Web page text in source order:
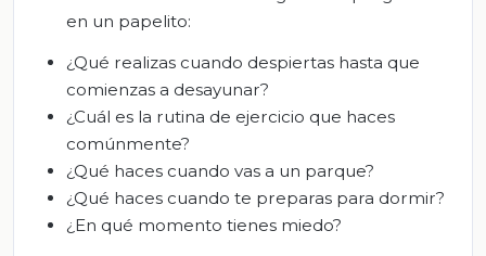
en un papelito:
¿Qué realizas cuando despiertas hasta que
comienzas a desayunar?
¿Cuál es la rutina de ejercicio que haces
comúnmente?
¿Qué haces cuando vas a un parque?
¿Qué haces cuando te preparas para dormir?
¿En qué momento tienes miedo?